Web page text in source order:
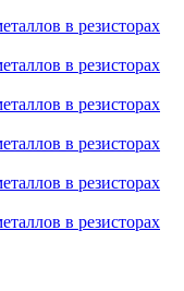
в резисторах
в резисторах
в резисторах
в резисторах
в резисторах
в резисторах